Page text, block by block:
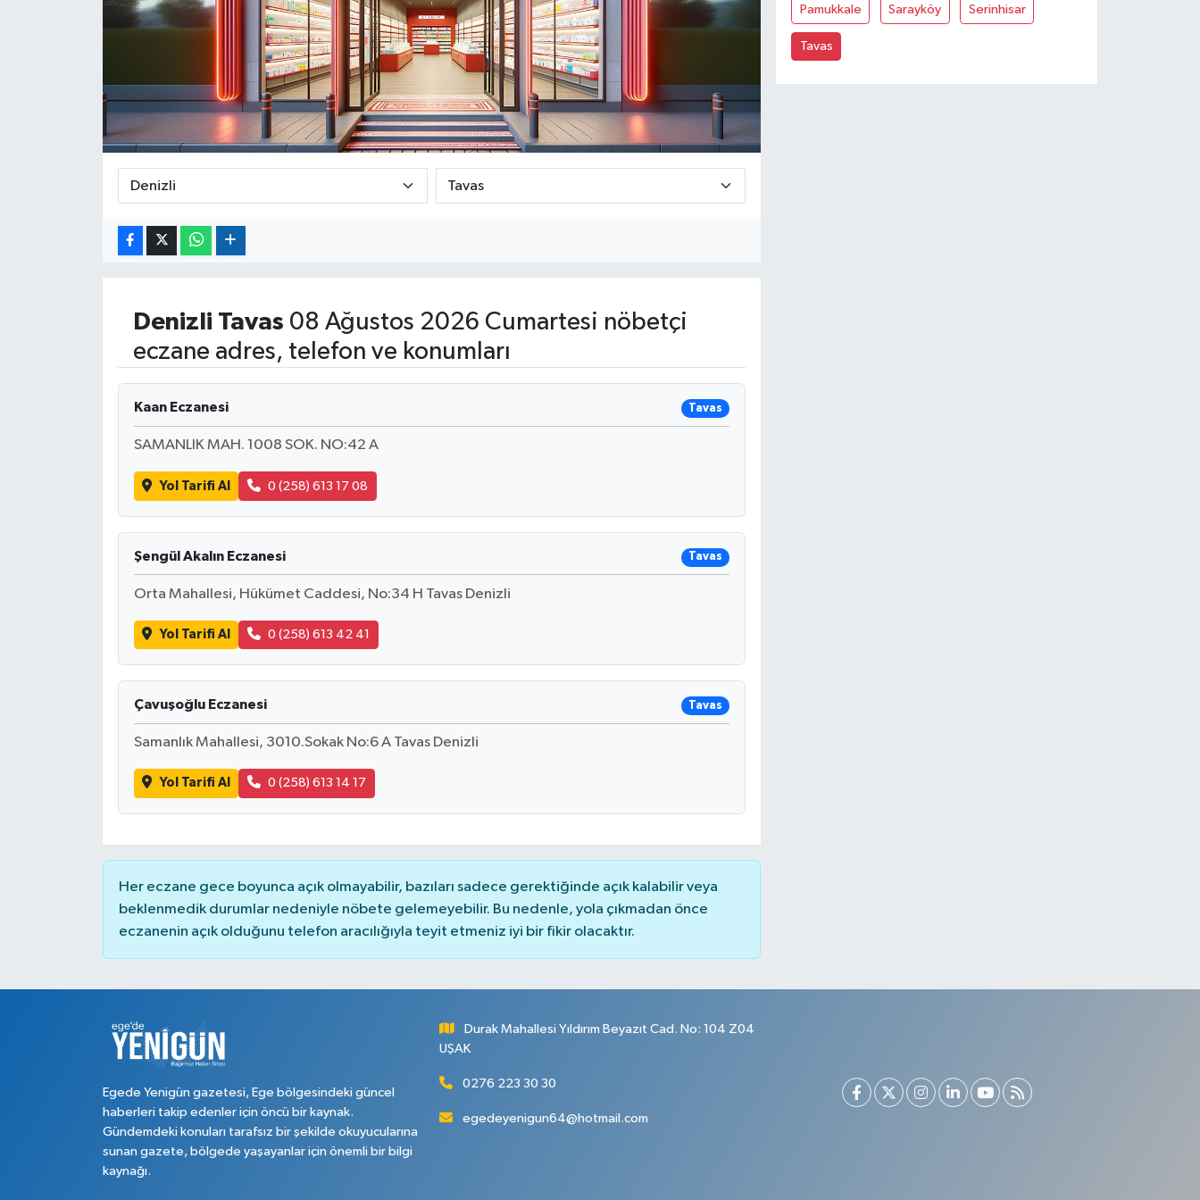
Denizli Tavas 08 Ağustos 2026 Cumartesi nöbetçi
eczane adres, telefon ve konumları
Kaan Eczanesi Tavas
SAMANLIK MAH. 1008 SOK. NO:42 A
Yol Tarifi Al 0 (258) 613 17 08
Şengül Akalın Eczanesi Tavas
Orta Mahallesi, Hükümet Caddesi, No:34 H Tavas Denizli
Yol Tarifi Al 0 (258) 613 42 41
Çavuşoğlu Eczanesi Tavas
Samanlık Mahallesi, 3010.Sokak No:6 A Tavas Denizli
Yol Tarifi Al 0 (258) 613 14 17
Her eczane gece boyunca açık olmayabilir, bazıları sadece gerektiğinde açık kalabilir veya
beklenmedik durumlar nedeniyle nöbete gelemeyebilir. Bu nedenle, yola çıkmadan önce
eczanenin açık olduğunu telefon aracılığıyla teyit etmeniz iyi bir fikir olacaktır.
Pamukkale Sarayköy Serinhisar
Tavas
Egede Yenigün gazetesi, Ege bölgesindeki güncel
haberleri takip edenler için öncü bir kaynak.
Gündemdeki konuları tarafsız bir şekilde okuyucularına
sunan gazete, bölgede yaşayanlar için önemli bir bilgi
kaynağı.
Durak Mahallesi Yıldırım Beyazıt Cad. No: 104 Z04
UŞAK
0276 223 30 30
egedeyenigun64@hotmail.com